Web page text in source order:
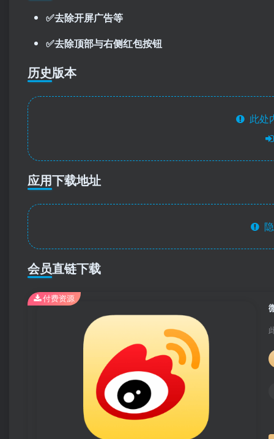
✅去除开屏广告等
✅去除顶部与右侧红包按钮
历史版本
此处
应用下载地址
会员直链下载
付费资源